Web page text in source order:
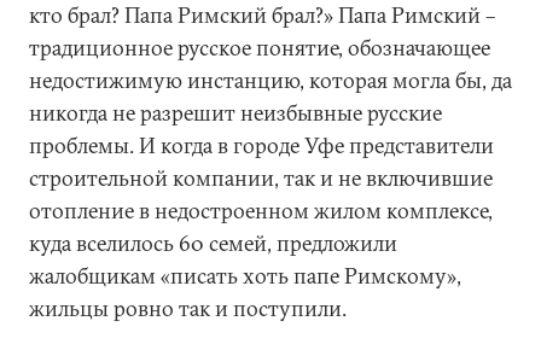
кто брал? Папа Римский брал?» Папа Римский –
традиционное русское понятие, обозначающее
недостижимую инстанцию, которая могла бы, да
никогда не разрешит неизбывные русские
проблемы. И когда в городе Уфе представители
строительной компании, так и не включившие
отопление в недостроенном жилом комплексе,
куда вселилось 60 семей, предложили
жалобщикам «писать хоть папе Римскому»,
жильцы ровно так и поступили.